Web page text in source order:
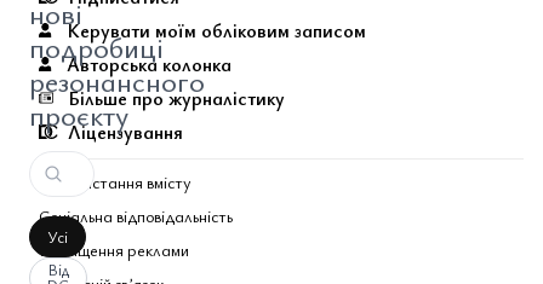
нові
подробиці
резонансного
проєкту
Усі
Від
Керувати моїм обліковим записом
Авторська колонка
Більше про журналістику
Ліцензування
Використання вмісту
Соціальна відповідальність
Розміщення реклами